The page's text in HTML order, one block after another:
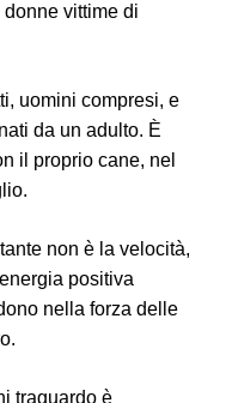
vittime di
uomini compresi, e
da un adulto. È
il proprio cane, nel
non è la velocità,
positiva
nella forza delle
traguardo è